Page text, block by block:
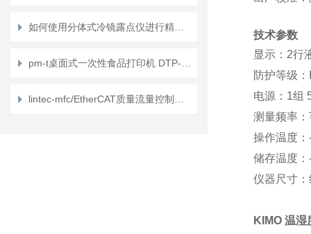
技术参数
显示：2行
防护等级
电源：1组
测量频率：
操作温度：
储存温度：
仪器尺寸：
KIMO 温